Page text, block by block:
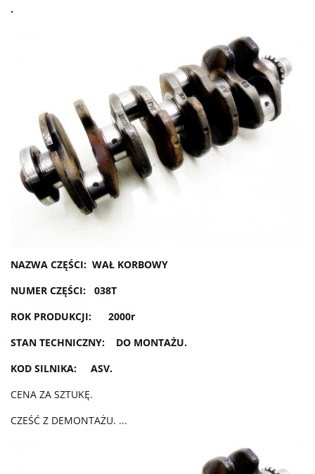
.
NAZWA CZĘŚCI: WAŁ KORBOWY
NUMER CZĘŚCI: 038T
ROK PRODUKCJI: 2000r
STAN TECHNICZNY: DO MONTAŻU.
KOD SILNIKA: ASV.
CENA ZA SZTUKĘ.
CZEŚĆ Z DEMONTAŻU. ...